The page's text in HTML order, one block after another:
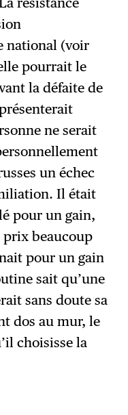
national (voir
pourrait le
la défaite de
ne serait
un échec
Il était
pour un gain,
beaucoup
pour un gain
sait qu’une
sans doute sa
dos au mur, le
choisisse la